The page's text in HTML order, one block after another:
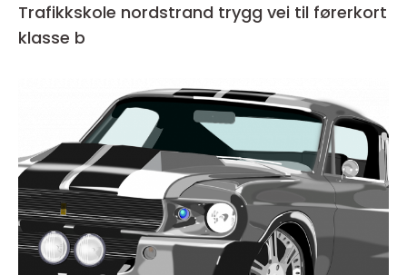
Trafikkskole nordstrand trygg vei til førerkort
klasse b